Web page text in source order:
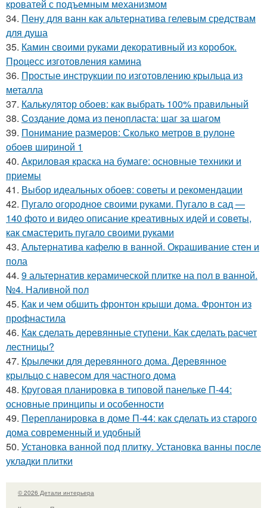
кроватей с подъемным механизмом
34. Пену для ванн как альтернатива гелевым средствам
для душа
35. Камин своими руками декоративный из коробок.
Процесс изготовления камина
36. Простые инструкции по изготовлению крыльца из
металла
37. Калькулятор обоев: как выбрать 100% правильный
38. Создание дома из пенопласта: шаг за шагом
39. Понимание размеров: Сколько метров в рулоне
обоев шириной 1
40. Акриловая краска на бумаге: основные техники и
приемы
41. Выбор идеальных обоев: советы и рекомендации
42. Пугало огородное своими руками. Пугало в сад —
140 фото и видео описание креативных идей и советы,
как смастерить пугало своими руками
43. Альтернатива кафелю в ванной. Окрашивание стен и
пола
44. 9 альтернатив керамической плитке на пол в ванной.
№4. Наливной пол
45. Как и чем обшить фронтон крыши дома. Фронтон из
профнастила
46. Как сделать деревянные ступени. Как сделать расчет
лестницы?
47. Крылечки для деревянного дома. Деревянное
крыльцо с навесом для частного дома
48. Круговая планировка в типовой панельке П-44:
основные принципы и особенности
49. Перепланировка в доме П-44: как сделать из старого
дома современный и удобный
50. Установка ванной под плитку. Установка ванны после
укладки плитки
© 2026 Детали интерьера